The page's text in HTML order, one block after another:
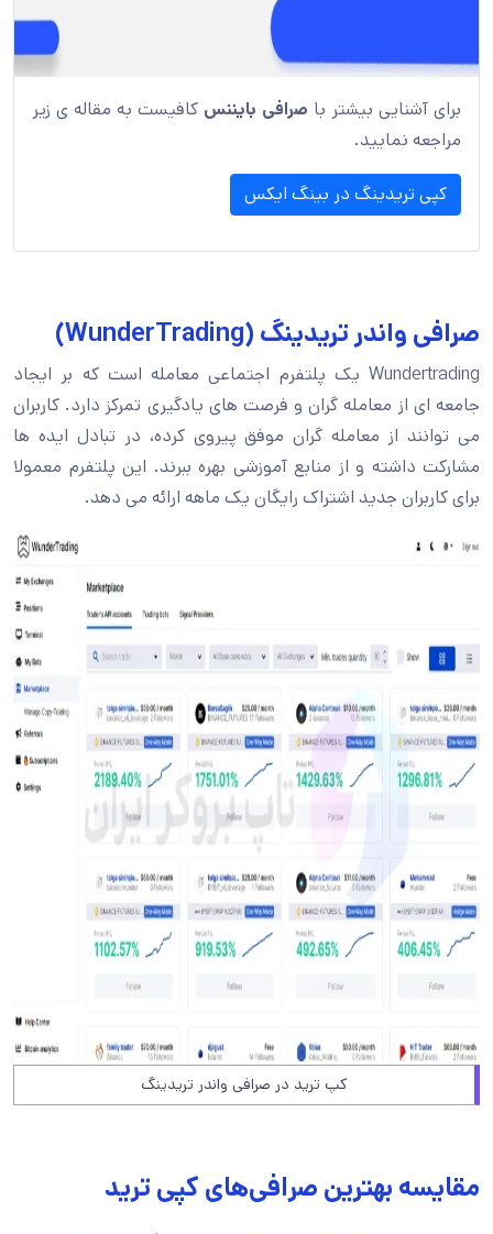
برای آشنایی بیشتر با صرافی بایننس کافیست به مقاله ی زیر
مراجعه نمایید.
کپی تریدینگ در بینگ ایکس
صرافی واندر تریدینگ (WunderTrading)
Wundertrading یک پلتفرم اجتماعی معامله است که بر ایجاد
جامعه ای از معامله گران و فرصت های یادگیری تمرکز دارد. کاربران
می توانند از معامله گران موفق پیروی کرده، در تبادل ایده ها
مشارکت داشته و از منابع آموزشی بهره ببرند. این پلتفرم معمولا
برای کاربران جدید اشتراک رایگان یک ماهه ارائه می دهد.
کپ ترید در صرافی واندر تریدینگ
مقایسه بهترین صرافی‌های کپی ترید